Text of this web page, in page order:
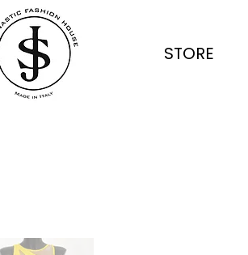
STORE